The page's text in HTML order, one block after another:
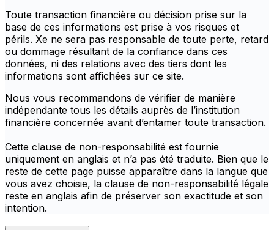
Toute transaction financière ou décision prise sur la
base de ces informations est prise à vos risques et
périls. Xe ne sera pas responsable de toute perte, retard
ou dommage résultant de la confiance dans ces
données, ni des relations avec des tiers dont les
informations sont affichées sur ce site.
Nous vous recommandons de vérifier de manière
indépendante tous les détails auprès de l’institution
financière concernée avant d’entamer toute transaction.
Cette clause de non-responsabilité est fournie
uniquement en anglais et n’a pas été traduite. Bien que le
reste de cette page puisse apparaître dans la langue que
vous avez choisie, la clause de non-responsabilité légale
reste en anglais afin de préserver son exactitude et son
intention.